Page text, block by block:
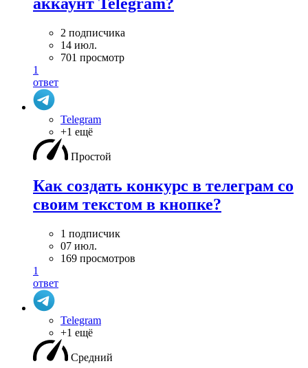
2 подписчика
14 июл.
701 просмотр
1
ответ
Telegram
+1 ещё
Простой
Как создать конкурс в телеграм со
своим текстом в кнопке?
1 подписчик
07 июл.
169 просмотров
1
ответ
Telegram
+1 ещё
Средний